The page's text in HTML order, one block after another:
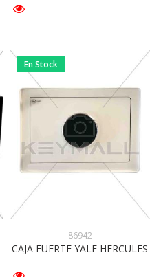
En Stock
86942
CAJA FUERTE YALE HERCULES